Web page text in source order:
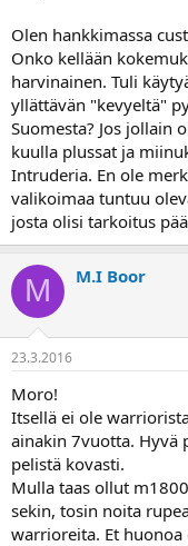
a
l
o
i
t
a
j
a
ä
Olen hankkimassa
Onko kellään
harvinainen. Tuli
yllättävän "kevyeltä"
Suomesta? Jos jollain
kuulla plussat ja
Intruderia. En ole
valikoimaa tuntuu
josta olisi tarkoitus
M M.I Boor
23.3.2016
Moro!
Itsellä ei ole
ainakin 7vuotta. Hyvä
pelistä kovasti.
Mulla taas ollut
sekin, tosin noita
warrioreita. Et huonoa